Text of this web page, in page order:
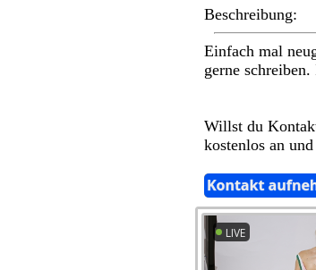
Beschreibung:
Einfach mal
gerne
Willst du
kostenlos an